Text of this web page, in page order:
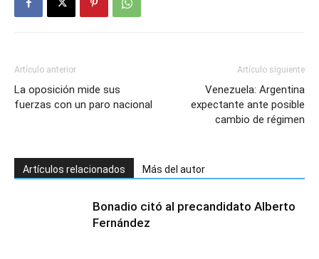
Artículo anterior
La oposición mide sus
fuerzas con un paro nacional
Artículo siguiente
Venezuela: Argentina
expectante ante posible
cambio de régimen
Artículos relacionados Más del autor
Bonadio citó al precandidato Alberto
Fernández